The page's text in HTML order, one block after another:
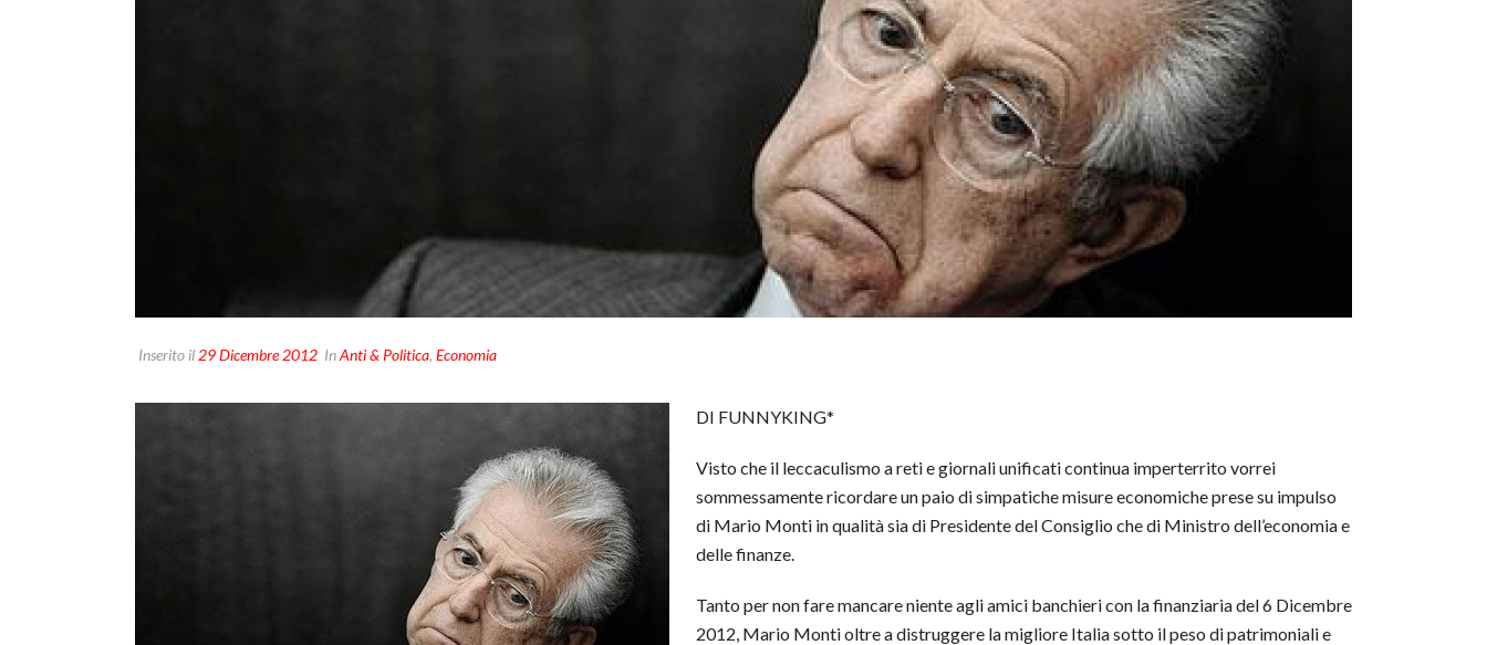
Inserito il 29 Dicembre 2012 InAnti & Politica, Economia
DI FUNNYKING*
Visto che il leccaculismo a reti e giornali unificati continua imperterrito vorrei
sommessamente ricordare un paio di simpatiche misure economiche prese su impulso
di Mario Monti in qualità sia di Presidente del Consiglio che di Ministro dell’economia e
delle finanze.
Tanto per non fare mancare niente agli amici banchieri con la finanziaria del 6 Dicembre
2012, Mario Monti oltre a distruggere la migliore Italia sotto il peso di patrimoniali e